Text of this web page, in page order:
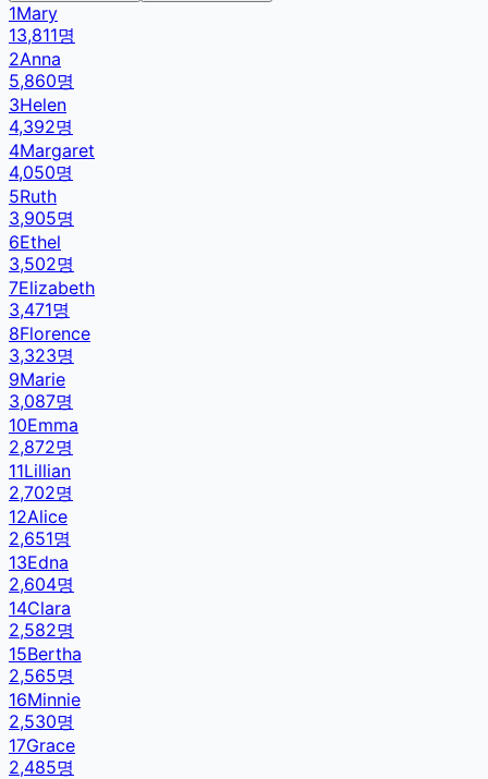
1Mary
13,811명
2Anna
5,860명
3Helen
4,392명
4Margaret
4,050명
5Ruth
3,905명
6Ethel
3,502명
7Elizabeth
3,471명
8Florence
3,323명
9Marie
3,087명
10Emma
2,872명
11Lillian
2,702명
12Alice
2,651명
13Edna
2,604명
14Clara
2,582명
15Bertha
2,565명
16Minnie
2,530명
17Grace
2,485명